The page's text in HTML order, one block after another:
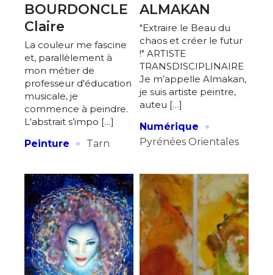
J'accepte lestermes et conditions
* Champ obligatoire
BOURDONCLE
Claire
La couleur me fascine
et, parallèlement à
mon métier de
professeur d'éducation
musicale, je
commence à peindre.
L'abstrait s’impo […]
Peinture
· Tarn
ALMAKAN
"Extraire le Beau du
chaos et créer le futur
!" ARTISTE
TRANSDISCIPLINAIRE
Je m’appelle Almakan,
je suis artiste peintre,
auteu […]
Numérique
·
Pyrénées Orientales